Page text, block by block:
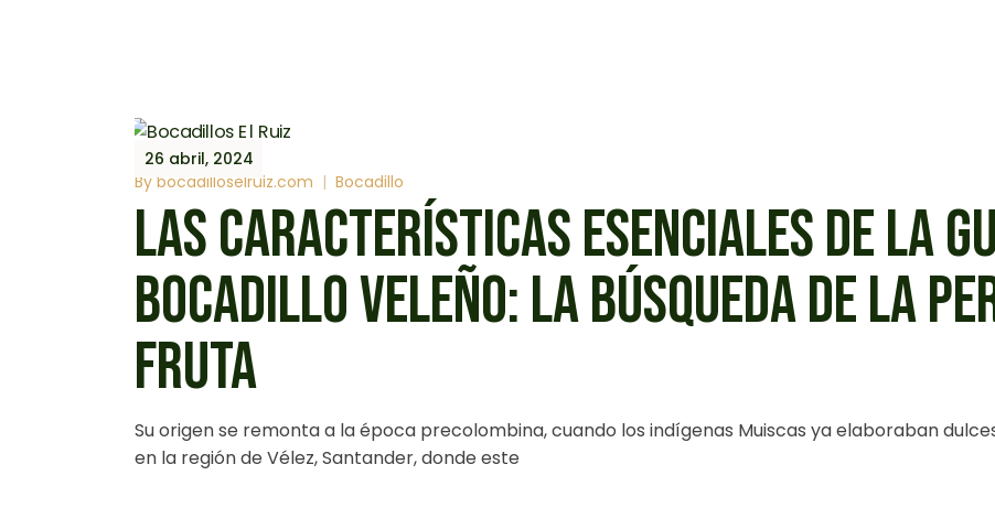
26 abril, 2024
By bocadilloselruiz.com Bocadillo
LAS CARACTERÍSTICAS ESENCIALES DE LA
BOCADILLO VELEÑO: LA BÚSQUEDA DE LA
FRUTA
Su origen se remonta a la época precolombina, cuando los indígenas Muiscas ya elaboraban
en la región de Vélez, Santander, donde este